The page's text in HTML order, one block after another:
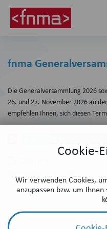
fnma
Die Generalversammlung 2026
26. und 27. November 2026 an
empfehlen Ihnen, sich diesen
Freitag, 27.11.2026
Cookie-
Wir verwenden Cookies,
anzupassen bzw. um